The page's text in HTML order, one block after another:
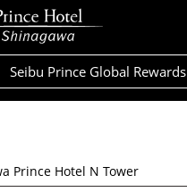
Seibu Prince Global Rewards
Prince Hotel N Tower